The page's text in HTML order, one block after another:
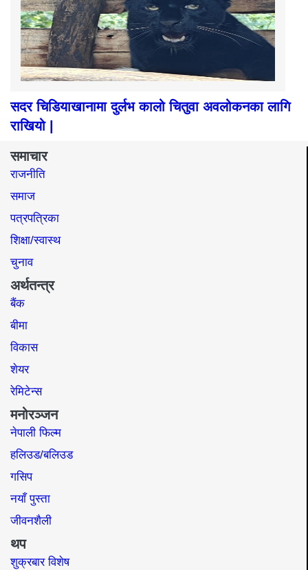
सदर चिडियाखानामा दुर्लभ कालो चितुवा अवलोकनका लागि
राखियो |
समाचार
राजनीति
समाज​
पत्रपत्रिका
शिक्षा/स्वास्थ
चुनाव
अर्थतन्त्र
बैंक
बीमा
विकास
शेयर
रेमिटेन्स
मनोरञ्जन
नेपाली फिल्म
हलिउड/बलिउड
गसिप
नयाँ पुस्ता
जीवनशैली
थप
शुक्रबार विशेष